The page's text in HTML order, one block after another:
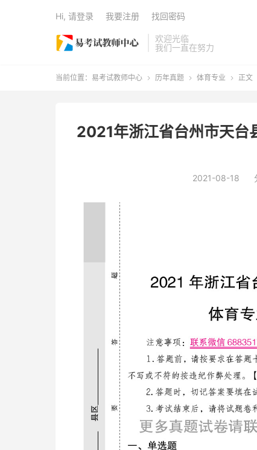
欢迎光临
我们一直在努力
Hi, 请登录 我要注册 找回密码
当前位置： 易考试教师中心  历年真题  体育专业  正文
2021年浙江省台州市天台
2021-08-18